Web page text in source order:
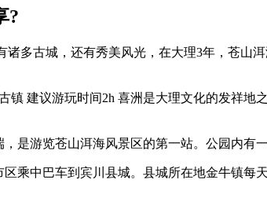
?
多古城，还有秀美风光，在大理3年，苍山
镇 建议游玩时间2h 喜洲是大理文化的发祥
游览苍山洱海风景区的第一站。公园内有
乘中巴车到宾川县城。县城所在地金牛镇每